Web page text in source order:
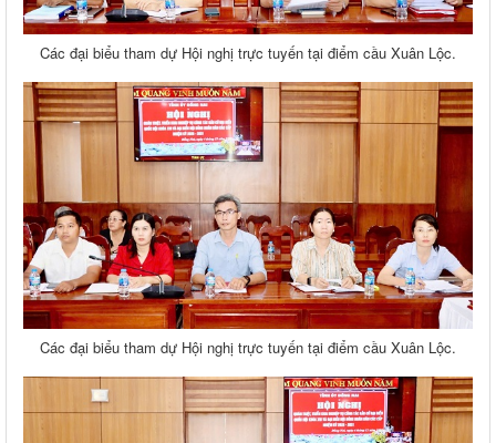
Các đại biểu tham dự Hội nghị trực tuyến tại điểm cầu Xuân Lộc.
Các đại biểu tham dự Hội nghị trực tuyến tại điểm cầu Xuân Lộc.